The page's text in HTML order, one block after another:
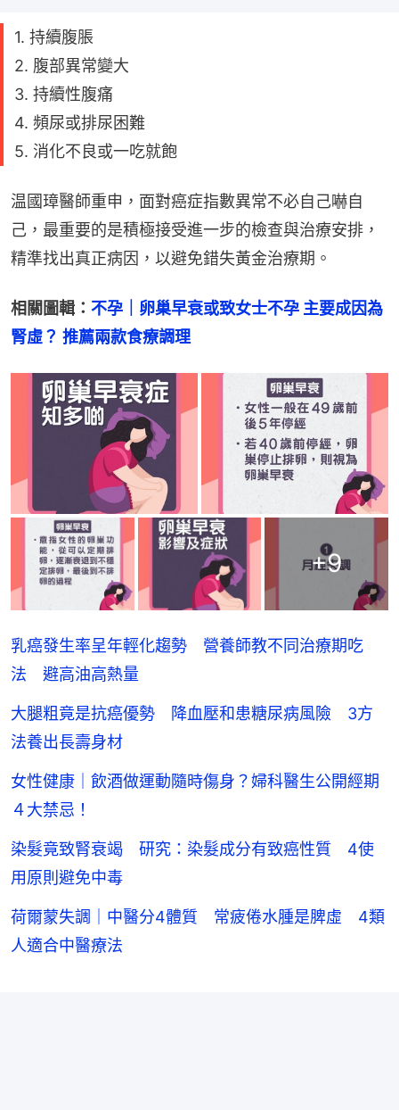
1. 持續腹脹
2. 腹部異常變大
3. 持續性腹痛
4. 頻尿或排尿困難
5. 消化不良或一吃就飽
温國璋醫師重申，面對癌症指數異常不必自己嚇自
己，最重要的是積極接受進一步的檢查與治療安排，
精準找出真正病因，以避免錯失黃金治療期。
相關圖輯： 不孕｜卵巢早衰或致女士不孕 主要成因為
腎虛？ 推薦兩款食療調理
+9
乳癌發生率呈年輕化趨勢 營養師教不同治療期吃
法 避高油高熱量
大腿粗竟是抗癌優勢 降血壓和患糖尿病風險 3方
法養出長壽身材
女性健康｜飲酒做運動隨時傷身？婦科醫生公開經期
４大禁忌！
染髮竟致腎衰竭 研究：染髮成分有致癌性質 4使
用原則避免中毒
荷爾蒙失調｜中醫分4體質 常疲倦水腫是脾虛 4類
人適合中醫療法